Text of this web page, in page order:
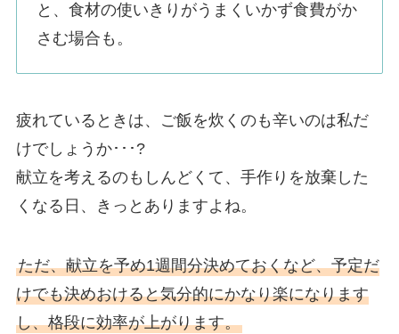
と、食材の使いきりがうまくいかず食費がか
さむ場合も。
疲れているときは、ご飯を炊くのも辛いのは私だ
けでしょうか･･･?
献立を考えるのもしんどくて、手作りを放棄した
くなる日、きっとありますよね。
ただ、献立を予め1週間分決めておくなど、予定だ
けでも決めおけると気分的にかなり楽になります
し、格段に効率が上がります。